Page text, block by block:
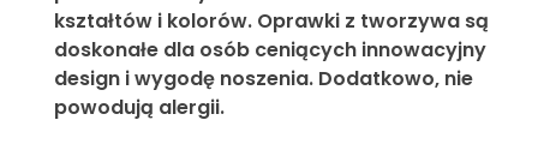
kształtów i kolorów. Oprawki z tworzywa są
doskonałe dla osób ceniących innowacyjny
design i wygodę noszenia. Dodatkowo, nie
powodują alergii.